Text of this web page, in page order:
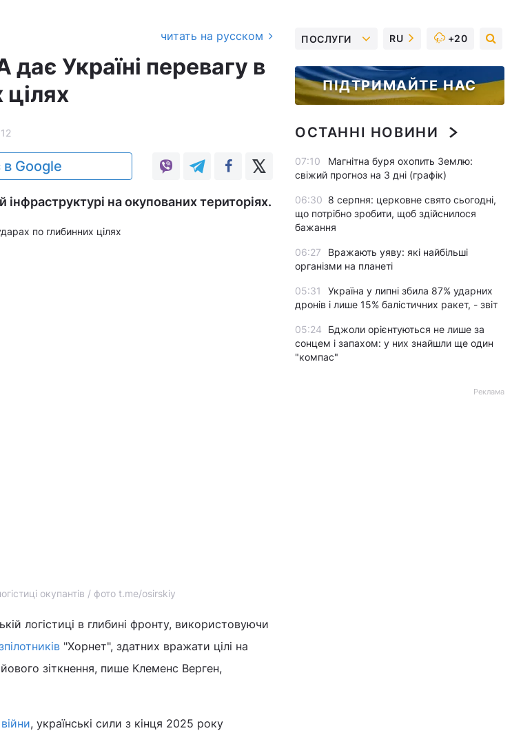
читать на русском
Україні перевагу в
в Google
інфраструктурі на окупованих територіях.
окупантів / фото t.me/osirskiy
логістиці в глибині фронту, використовуючи
"Хорнет", здатних вражати цілі на
зіткнення, пише Клеменс Верген,
, українські сили з кінця 2025 року
ПОСЛУГИ RU +20
ПІДТРИМАЙТЕ НАС
ОСТАННІ НОВИНИ
07:10
Магнітна буря охопить Землю:
свіжий прогноз на 3 дні (графік)
06:30 8 серпня: церковне свято сьогодні,
що потрібно зробити, щоб здійснилося
бажання
06:27
Вражають уяву: які найбільші
організми на планеті
05:31
Україна у липні збила 87% ударних
дронів і лише 15% балістичних ракет, - звіт
05:24
Бджоли орієнтуються не лише за
сонцем і запахом: у них знайшли ще один
"компас"
Реклама